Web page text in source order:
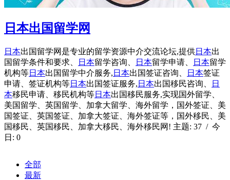
日本出国留学网
日本出国留学网是专业的留学资源中介交流论坛,提供日本出
国留学条件和要求、
日本留学咨询、 日本留学申请、 日本留学
机构等日本出国留学中介服务, 日本出国签证咨询、 日本签证
申请、签证机构等日本出国签证服务, 日本出国移民咨询、
日
本移民申请、移民机构等日本出国移民服务,实现国外留学、
美国留学、英国留学、加拿大留学、海外留学，国外签证、美
国签证、英国签证、加拿大签证、海外签证等，国外移民、美
国移民、英国移民、加拿大移民、海外移民网! 主题: 37 / 今
日: 0
全部
最新